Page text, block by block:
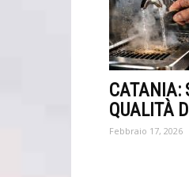
CATANIA:
QUALITÀ
Febbraio 17, 2026